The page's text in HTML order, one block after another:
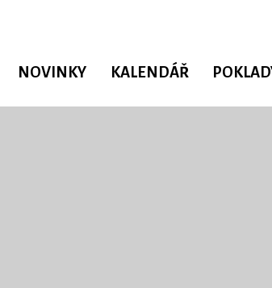
NOVINKY KALENDÁŘ